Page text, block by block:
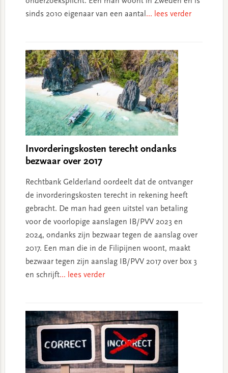
sinds 2010 eigenaar van een aantal ... lees verder
Invorderingskosten terecht ondanks
bezwaar over 2017
Rechtbank Gelderland oordeelt dat de ontvanger
de invorderingskosten terecht in rekening heeft
gebracht. De man had geen uitstel van betaling
voor de voorlopige aanslagen IB/PVV 2023 en
2024, ondanks zijn bezwaar tegen de aanslag over
2017. Een man die in de Filipijnen woont, maakt
bezwaar tegen zijn aanslag IB/PVV 2017 over box 3
en schrijft... lees verder